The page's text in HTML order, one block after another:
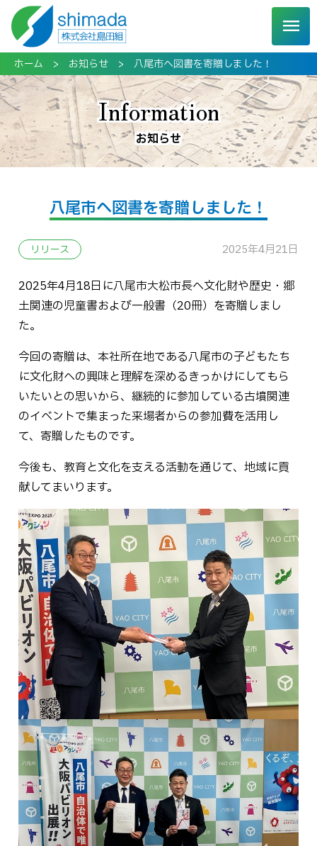
MENU
ホーム お知らせ 八尾市へ図書を寄贈しました！
Information
お知らせ
八尾市へ図書を寄贈しました！
リリース 2025年4月21日
2025年4月18日に八尾市大松市長へ文化財や歴史・郷
土関連の児童書および一般書（20冊）を寄贈しまし
た。
今回の寄贈は、本社所在地である八尾市の子どもたち
に文化財への興味と理解を深めるきっかけにしてもら
いたいとの思いから、継続的に参加している古墳関連
のイベントで集まった来場者からの参加費を活用し
て、寄贈したものです。
今後も、教育と文化を支える活動を通じて、地域に貢
献してまいります。